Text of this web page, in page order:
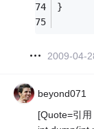
}
2009-04-
beyond071
[Quote=引